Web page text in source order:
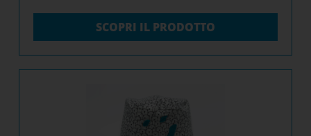
SCOPRI IL PRODOTTO